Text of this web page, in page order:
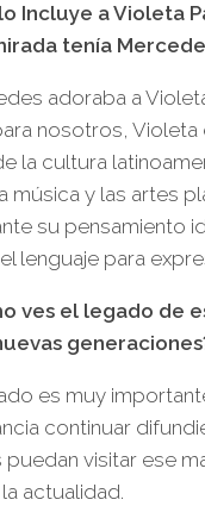
Incluye a Violeta
tenía
adoraba a
nosotros, Violeta
la cultura
música y las artes
su pensamiento
lenguaje para
ves el legado de
es muy
continuar
puedan visitar ese
actualidad.